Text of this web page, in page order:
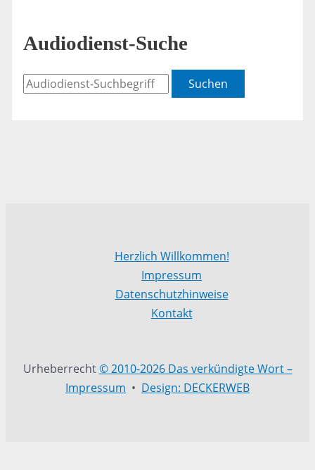
Audiodienst-Suche
Suchen
Herzlich Willkommen!
Impressum
Datenschutzhinweise
Kontakt
Urheberrecht© 2010-2026 Das verkündigte Wort –
Impressum • Design: DECKERWEB